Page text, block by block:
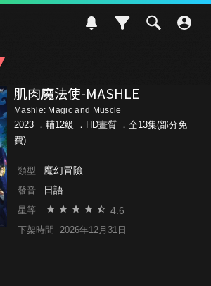
肌肉魔法使-MASHLE
Mashle: Magic and Muscle
2023 ． 輔12級
．HD畫質 ．全13集(部分免
費)
類型 魔幻冒險
發音 日語
星等 4.6
下架時間 2026年12月31日